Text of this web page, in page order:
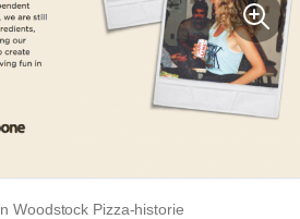
Woodstock Pizza-historie